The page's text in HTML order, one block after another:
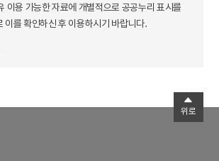
이용 가능한 자료에 개별적으로 공공누리 표시를
이를 확인하신 후 이용하시기 바랍니다.
위로